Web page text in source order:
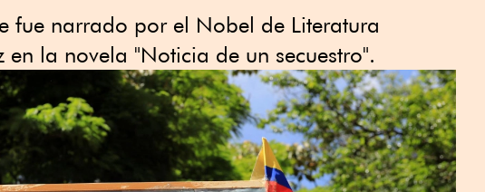
fue narrado por el Nobel de Literatura
la novela "Noticia de un secuestro".